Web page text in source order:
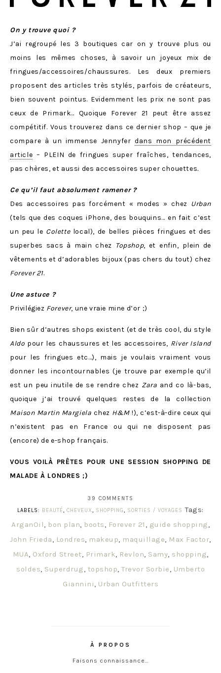
On y trouve quoi ?
J’ai regroupé les 3 boutiques car on y trouve plus ou
moins les mêmes choses, à savoir un joyeux mix de
fringues/accessoires/chaussures. Les deux premiers
proposent des articles très stylés, parfois de créateurs,
bien souvent pointus. Evidemment les prix ne sont pas
ceux de Primark… Quoique Forever 21 peut être assez
compétitif. Vous trouverez dans ce dernier shop – que je
compare à un immense Jennyferdans mon précédent
article – PLEIN de fringues super fraîches, tendances,
pas chères, et aussi des accessoires super chouettes.
Ce qu’il faut absolument ramener?
Des accessoires pas forcément « modes » chez
Urban
(tels que des coques iPhone, des bouquins… en fait c’est
un peu le Colettelocal), de belles pièces fringues et des
superbes sacs à main chez
Topshop, et enfin, plein de
vêtements et d’adorables bijoux (pas chers du tout) chez
Forever 21.
Une astuce ?
Privilégiez Forever, une vraie mine d’or ;)
Bien sûr d’autres shops existent (et de très cool, du style
Aldo pour les chaussures et les accessoires, River Island
pour les fringues etc…), mais je voulais vraiment vous
donner les incontournables (je trouve par exemple qu’il
est un peu inutile de se rendre chez Zara and co là-bas,
quoique j’ai trouvé quelques restes de la collection
Maison Martin Margiela chez H&M !), c’est-à-dire ceux qui
n’existent pas en France ou qui ne disposent pas
(encore) de e-shop français.
VOUS VOILÀ PRÊTES POUR UNE SESSION SHOPPING DE
MALADE À LONDRES ;)
39 COMMENTS
LABELS: BEAUTÉ,CHEVEUX, SHOPPING, SORTIES / VOYAGES Tags:
ArganOil, bon plan, boots, Forever 21 , guide shopping,
John Frieda, Londres, makeup, maquillage, Max Factor,
MUA, Oxford Street, Primark, Revlon, Samy, shopping,
soldes, Superdrug, topshop, Trevor Sorbie, Umberto
Giannini, Urban Outfitters
À PROPOS
Faisons connaissance…